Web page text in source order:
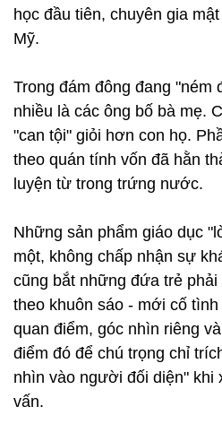
học đầu tiên, chuyên gia
Mỹ.
Trong đám đông đang "ném
nhiều là các ông bố bà mẹ.
"can tội" giỏi hơn con họ.
theo quán tính vốn đã hằn
luyện từ trong trứng nước.
Những sản phẩm giáo dục
một, không chấp nhận sự
cũng bắt những đứa trẻ
theo khuôn sáo - mới cố
quan điểm, góc nhìn riêng
điểm đó để chú trọng chỉ
nhìn vào người đối diện" khi
vấn.